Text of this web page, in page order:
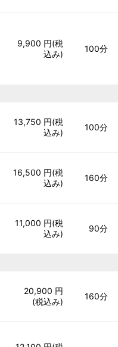
9,900 円(税
込み)
100分
13,750 円(税
込み)
100分
16,500 円(税
込み)
160分
11,000 円(税
込み)
90分
20,900 円
(税込み)
160分